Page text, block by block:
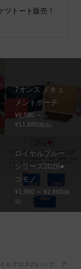
トート販売！
7オンス ドキュ
メントポーチ
¥8,580 ～
¥11,880(税込)
ロイヤルブルー
シリーズ2026●
コモノ
¥1,980 ～ ¥2,860(税
込)
ルクロスのバッグ、ア